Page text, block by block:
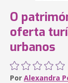
O
oferta
urbanos
Por Alexandra